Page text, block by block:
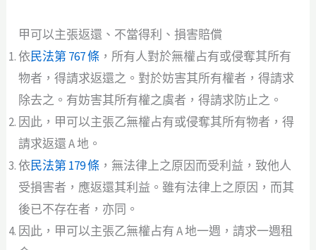
甲可以主張返還、不當得利、損害賠償
依民法第 767 條 ，所有人對於無權占有或侵奪其所有
物者，得請求返還之。對於妨害其所有權者，得請求
除去之。有妨害其所有權之虞者，得請求防止之。
因此，甲可以主張乙無權占有或侵奪其所有物者，得
請求返還 A 地。
依民法第 179 條 ，無法律上之原因而受利益，致他人
受損害者，應返還其利益。雖有法律上之原因，而其
後已不存在者，亦同。
因此，甲可以主張乙無權占有 A 地一週，請求一週租